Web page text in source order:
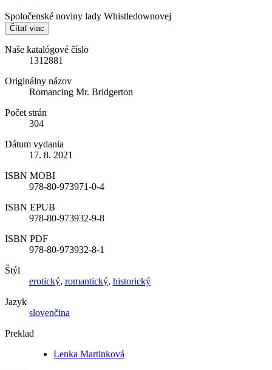
Spoločenské noviny lady Whistledownovej
Čítať viac
Naše katalógové číslo
1312881
Originálny názov
Romancing Mr. Bridgerton
Počet strán
304
Dátum vydania
17. 8. 2021
ISBN MOBI
978-80-973971-0-4
ISBN EPUB
978-80-973932-9-8
ISBN PDF
978-80-973932-8-1
Štýl
erotický, romantický, historický
Jazyk
slovenčina
Preklad
Lenka Martinková